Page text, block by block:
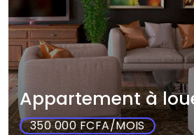
Appartement à
350 000 FCFA/MOIS